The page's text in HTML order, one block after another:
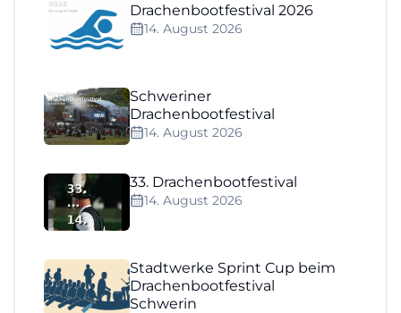
Drachenbootfestival 2026
14. August 2026
Schweriner
Drachenbootfestival
14. August 2026
33. Drachenbootfestival
14. August 2026
Stadtwerke Sprint Cup beim
Drachenbootfestival
Schwerin